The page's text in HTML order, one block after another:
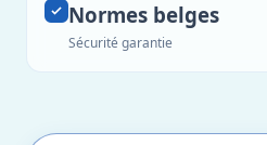
Normes belges
Sécurité garantie